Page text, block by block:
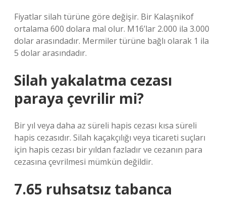
Fiyatlar silah türüne göre değişir. Bir Kalaşnikof
ortalama 600 dolara mal olur. M16’lar 2.000 ila 3.000
dolar arasındadır. Mermiler türüne bağlı olarak 1 ila
5 dolar arasındadır.
Silah yakalatma cezası
paraya çevrilir mi?
Bir yıl veya daha az süreli hapis cezası kısa süreli
hapis cezasıdır. Silah kaçakçılığı veya ticareti suçları
için hapis cezası bir yıldan fazladır ve cezanın para
cezasına çevrilmesi mümkün değildir.
7.65 ruhsatsız tabanca